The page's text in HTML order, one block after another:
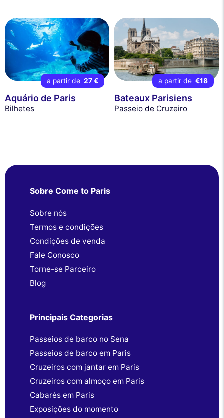
a partir de 27 €
Aquário de Paris
Bilhetes
a partir de €18
Bateaux Parisiens
Passeio de Cruzeiro
Sobre Come to Paris
Sobre nós
Termos e condições
Condições de venda
Fale Conosco
Torne-se Parceiro
Blog
Principais Categorias
Passeios de barco no Sena
Passeios de barco em Paris
Cruzeiros com jantar em Paris
Cruzeiros com almoço em Paris
Cabarés em Paris
Exposições do momento